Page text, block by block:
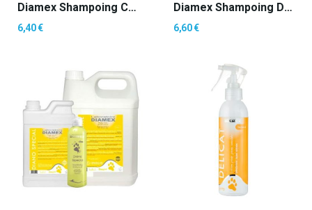
Diamex Shampoing Cuberdon
6,40 €
Diamex Shampoing Delicat
6,60 €